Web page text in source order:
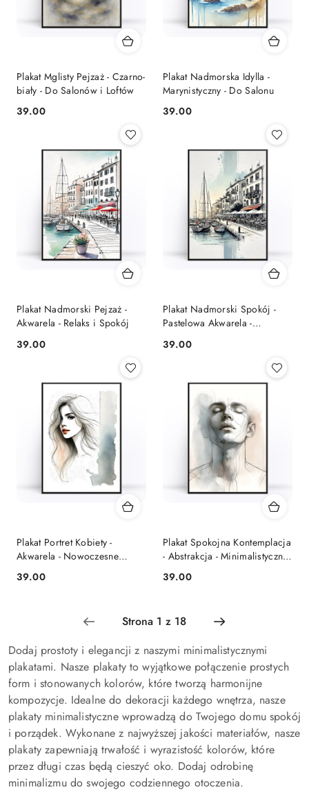
Plakat Mglisty Pejzaż - Czarno-
biały - Do Salonów i Loftów
Cena:
39.00
Plakat Nadmorska Idylla -
Marynistyczny - Do Salonu
Cena:
39.00
Plakat Nadmorski Pejzaż -
Akwarela - Relaks i Spokój
Cena:
39.00
Plakat Nadmorski Spokój -
Pastelowa Akwarela -
Cena:
39.00
Plakat Portret Kobiety -
Akwarela - Nowoczesne
Cena:
39.00
Plakat Spokojna Kontemplacja
- Abstrakcja - Minimalistyczne
Cena:
39.00
Dodaj prostoty i elegancji z naszymi minimalistycznymi
plakatami. Nasze plakaty to wyjątkowe połączenie prostych
form i stonowanych kolorów, które tworzą harmonijne
kompozycje. Idealne do dekoracji każdego wnętrza, nasze
plakaty minimalistyczne wprowadzą do Twojego domu spokój
i porządek. Wykonane z najwyższej jakości materiałów, nasze
plakaty zapewniają trwałość i wyrazistość kolorów, które
przez długi czas będą cieszyć oko. Dodaj odrobinę
minimalizmu do swojego codziennego otoczenia.